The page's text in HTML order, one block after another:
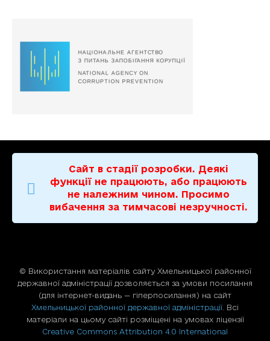
Сайт в стадії розробки. Деякі
функції не працюють, або працюють
не належним чином. Просимо
вибачення за тимчасові незручності.
© Використання матерiалiв сайту Хмельницької районної
державної адміністрації дозволяється за умови посилання
(для iнтернет-видань — гiперпосилання) на сайт
Хмельницької районної державної адміністрації . Всі
матеріали на цьому сайті розміщені на умовах ліцензії
Creative Commons Attribution 4.0 International